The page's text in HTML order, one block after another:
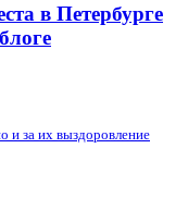
в Петербурге
и за их выздоровление